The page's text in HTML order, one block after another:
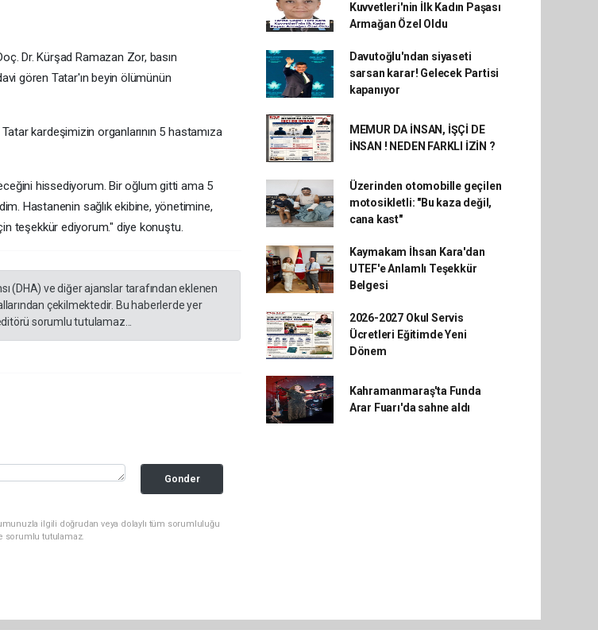
Dr. Kürşad Ramazan Zor, basın
gören Tatar'ın beyin ölümünün
kardeşimizin organlarının 5 hastamıza
hissediyorum. Bir oğlum gitti ama 5
Hastanenin sağlık ekibine, yönetimine,
teşekkür ediyorum." diye konuştu.
(DHA) ve diğer ajanslar tarafından eklenen
çekilmektedir. Bu haberlerde yer
sorumlu tutulamaz...
Gonder
ilgili doğrudan veya dolaylı tüm sorumluluğu
sorumlu tutulamaz.
Kuvvetleri'nin İlk Kadın Paşası
Armağan Özel Oldu
Davutoğlu'ndan siyaseti
sarsan karar! Gelecek Partisi
kapanıyor
MEMUR DA İNSAN, İŞÇİ DE
İNSAN ! NEDEN FARKLI İZİN ?
Üzerinden otomobille geçilen
motosikletli: "Bu kaza değil,
cana kast"
Kaymakam İhsan Kara'dan
UTEF'e Anlamlı Teşekkür
Belgesi
2026-2027 Okul Servis
Ücretleri Eğitimde Yeni
Dönem
Kahramanmaraş'ta Funda
Arar Fuarı'da sahne aldı